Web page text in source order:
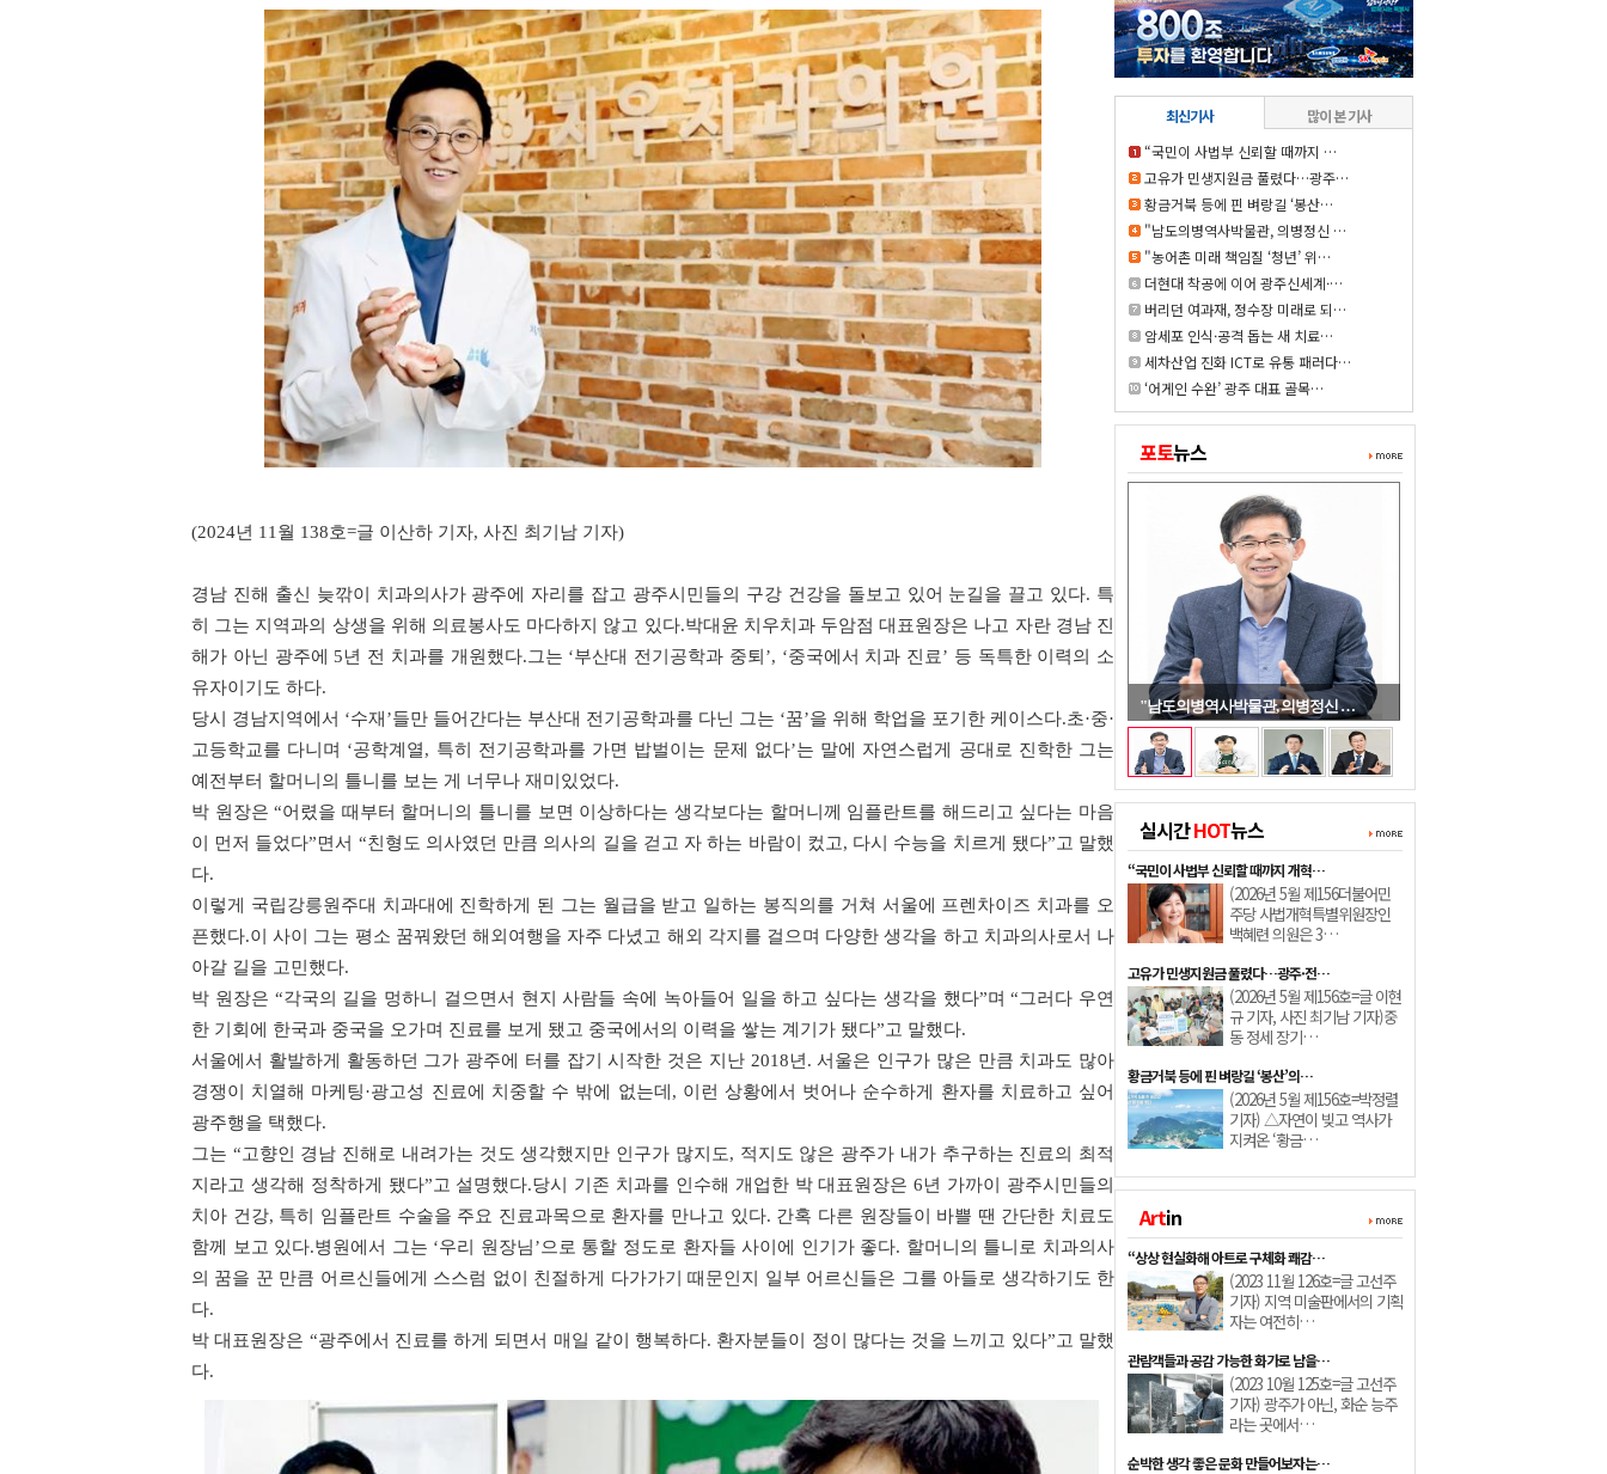
(2024년 11월 138호=글 이산하 기자, 사진 최기남 기자)
경남 진해 출신 늦깎이 치과의사가 광주에 자리를 잡고 광주시민들의 구강 건강을 돌보고 있어 눈길을 끌고 있다. 특
히 그는 지역과의 상생을 위해 의료봉사도 마다하지 않고 있다.박대윤 치우치과 두암점 대표원장은 나고 자란 경남 진
해가 아닌 광주에 5년 전 치과를 개원했다.그는 ‘부산대 전기공학과 중퇴’, ‘중국에서 치과 진료’ 등 독특한 이력의 소
유자이기도 하다.
당시 경남지역에서 ‘수재’들만 들어간다는 부산대 전기공학과를 다닌 그는 ‘꿈’을 위해 학업을 포기한 케이스다.초·중·
고등학교를 다니며 ‘공학계열, 특히 전기공학과를 가면 밥벌이는 문제 없다’는 말에 자연스럽게 공대로 진학한 그는
예전부터 할머니의 틀니를 보는 게 너무나 재미있었다.
박 원장은 “어렸을 때부터 할머니의 틀니를 보면 이상하다는 생각보다는 할머니께 임플란트를 해드리고 싶다는 마음
이 먼저 들었다”면서 “친형도 의사였던 만큼 의사의 길을 걷고 자 하는 바람이 컸고, 다시 수능을 치르게 됐다”고 말했
다.
이렇게 국립강릉원주대 치과대에 진학하게 된 그는 월급을 받고 일하는 봉직의를 거쳐 서울에 프렌차이즈 치과를 오
픈했다.이 사이 그는 평소 꿈꿔왔던 해외여행을 자주 다녔고 해외 각지를 걸으며 다양한 생각을 하고 치과의사로서 나
아갈 길을 고민했다.
박 원장은 “각국의 길을 멍하니 걸으면서 현지 사람들 속에 녹아들어 일을 하고 싶다는 생각을 했다”며 “그러다 우연
한 기회에 한국과 중국을 오가며 진료를 보게 됐고 중국에서의 이력을 쌓는 계기가 됐다”고 말했다.
서울에서 활발하게 활동하던 그가 광주에 터를 잡기 시작한 것은 지난 2018년. 서울은 인구가 많은 만큼 치과도 많아
경쟁이 치열해 마케팅·광고성 진료에 치중할 수 밖에 없는데, 이런 상황에서 벗어나 순수하게 환자를 치료하고 싶어
광주행을 택했다.
그는 “고향인 경남 진해로 내려가는 것도 생각했지만 인구가 많지도, 적지도 않은 광주가 내가 추구하는 진료의 최적
지라고 생각해 정착하게 됐다”고 설명했다.당시 기존 치과를 인수해 개업한 박 대표원장은 6년 가까이 광주시민들의
치아 건강, 특히 임플란트 수술을 주요 진료과목으로 환자를 만나고 있다. 간혹 다른 원장들이 바쁠 땐 간단한 치료도
함께 보고 있다.병원에서 그는 ‘우리 원장님’으로 통할 정도로 환자들 사이에 인기가 좋다. 할머니의 틀니로 치과의사
의 꿈을 꾼 만큼 어르신들에게 스스럼 없이 친절하게 다가가기 때문인지 일부 어르신들은 그를 아들로 생각하기도 한
다.
박 대표원장은 “광주에서 진료를 하게 되면서 매일 같이 행복하다. 환자분들이 정이 많다는 것을 느끼고 있다”고 말했
다.
최신기사
많이 본 기사
“국민이 사법부 신뢰할 때까지 …
고유가 민생지원금 풀렸다…광주…
황금거북 등에 핀 벼랑길 ‘봉산…
"남도의병역사박물관, 의병정신 …
"농어촌 미래 책임질 ‘청년’ 위…
더현대 착공에 이어 광주신세계·…
버리던 여과재, 정수장 미래로 되…
암세포 인식·공격 돕는 새 치료…
세차산업 진화 ICT로 유통 패러다…
‘어게인 수완’ 광주 대표 골목…
포토뉴스
"남도의병역사박물관, 의병정신 …
실시간HOT뉴스
“국민이 사법부 신뢰할 때까지 개혁…
(2026년 5월 제156더불어민
주당 사법개혁특별위원장인
백혜련 의원은 3…
고유가 민생지원금 풀렸다…광주·전…
(2026년 5월 제156호=글 이현
규 기자, 사진 최기남 기자)중
동 정세 장기…
황금거북 등에 핀 벼랑길 ‘봉산’의…
(2026년 5월 제156호=박정렬
기자) △자연이 빚고 역사가
지켜온 ‘황금…
Artin
“상상 현실화해 아트로 구체화 쾌감…
(2023 11월 126호=글 고선주
기자) 지역 미술판에서의 기획
자는 여전히…
관람객들과 공감 가능한 화가로 남을…
(2023 10월 125호=글 고선주
기자) 광주가 아닌, 화순 능주
라는 곳에서…
순박한 생각 좋은 문화 만들어보자는…